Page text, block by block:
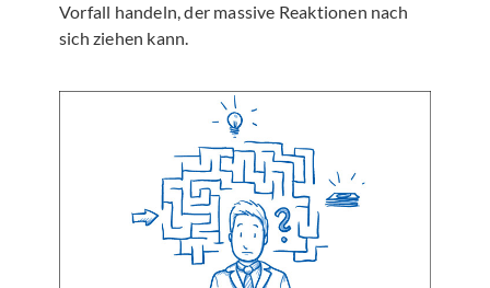
Vorfall handeln, der massive Reaktionen nach
sich ziehen kann.